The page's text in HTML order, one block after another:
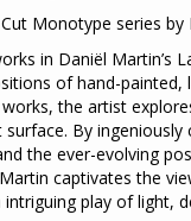
Monotype series by
in Daniël Martin’s
of hand-painted,
the artist
By ingeniously
the ever-evolving
captivates the
play of light,